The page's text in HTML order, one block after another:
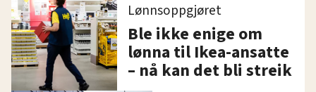
Lønnsoppgjøret
Ble ikke enige om
lønna til Ikea-ansatte
– nå kan det bli streik